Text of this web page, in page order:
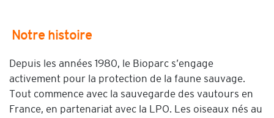
Notre histoire
Depuis les années 1980, le Bioparc s’engage
activement pour la protection de la faune sauvage.
Tout commence avec la sauvegarde des vautours en
France, en partenariat avec la LPO. Les oiseaux nés au